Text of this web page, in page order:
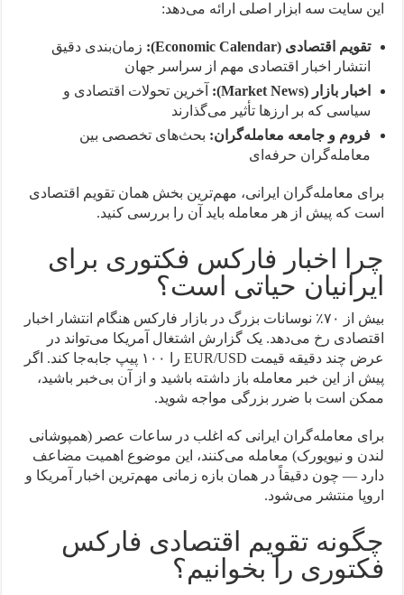
این سایت سه ابزار اصلی ارائه می‌دهد:
تقویم اقتصادی (Economic Calendar):
زمان‌بندی دقیق
انتشار اخبار اقتصادی مهم از سراسر جهان
اخبار بازار (Market News):
آخرین تحولات اقتصادی و
سیاسی که بر ارزها تأثیر می‌گذارند
فروم و جامعه معامله‌گران: بحث‌های تخصصی بین
معامله‌گران حرفه‌ای
برای معامله‌گران ایرانی، مهم‌ترین بخش همان تقویم اقتصادی
است که پیش از هر معامله باید آن را بررسی کنید.
چرا اخبار فارکس فکتوری برای
ایرانیان حیاتی است؟
بیش از ۷۰٪ نوسانات بزرگ در بازار فارکس هنگام انتشار اخبار
اقتصادی رخ می‌دهد. یک گزارش اشتغال آمریکا می‌تواند در
عرض چند دقیقه قیمت EUR/USD را ۱۰۰ پیپ جابه‌جا کند. اگر
پیش از این خبر معامله باز داشته باشید و از آن بی‌خبر باشید،
ممکن است با ضرر بزرگی مواجه شوید.
برای معامله‌گران ایرانی که اغلب در ساعات عصر (همپوشانی
لندن و نیویورک) معامله می‌کنند، این موضوع اهمیت مضاعف
دارد — چون دقیقاً در همان بازه زمانی مهم‌ترین اخبار آمریکا و
اروپا منتشر می‌شود.
چگونه تقویم اقتصادی فارکس
فکتوری را بخوانیم؟